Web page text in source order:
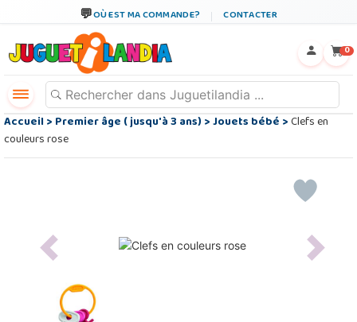
OÙ EST MA COMMANDE? CONTACTER
0
Accueil>Premier âge ( jusqu'à 3 ans)>Jouets bébé>Clefs en
couleurs rose
Previous Next